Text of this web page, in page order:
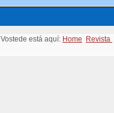
Vostede está aquí: Home Revista